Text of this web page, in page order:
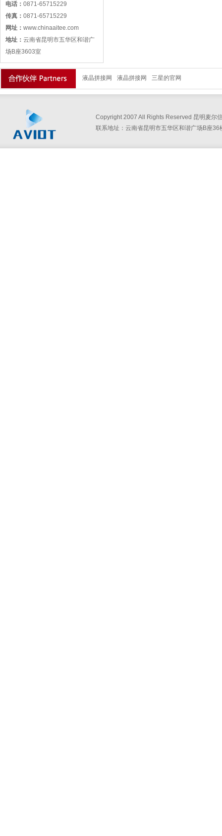
电话： 0871-65715229
传真： 0871-65715229
网址： www.chinaaitee.com
地址： 云南省昆明市五华区和谐广
场B座3603室
液晶拼接网 液晶拼接网 三星的官网
Copyright 2007 All Rights Reserved 昆明麦尔
联系地址：云南省昆明市五华区和谐广场B座